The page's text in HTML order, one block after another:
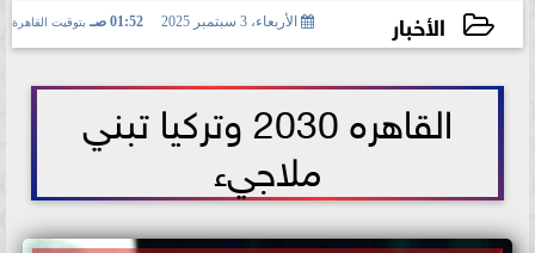
الأخبار الأربعاء، 3 سبتمبر 2025 01:52 صـ بتوقيت القاهرة
القاهره 2030 وتركيا تبني
ملاجيء